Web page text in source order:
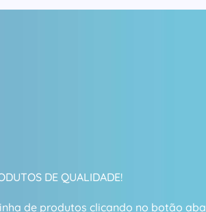
DE QUALIDADE!
de produtos clicando no botão